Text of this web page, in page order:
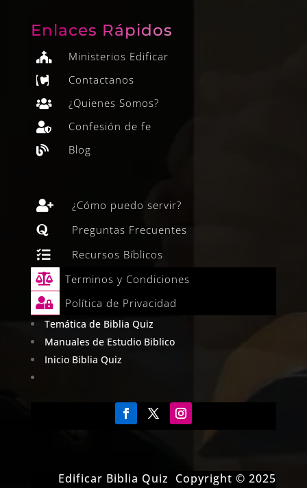
Enlaces Rápidos
 Ministerios Edificar
 Contactanos
 ¿Quienes Somos?
 Confesión de fe
 Blog
 ¿Cómo puedo servir?
 Preguntas Frecuentes
 Recursos Bíblicos
 Terminos y Condiciones
 Política de Privacidad
Temática de Biblia Quiz
Manuales de Estudio Biblico
Inicio Biblia Quiz
Edificar Biblia Quiz Copyright © 2025